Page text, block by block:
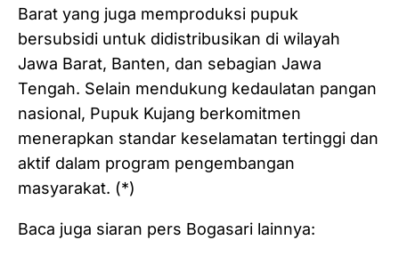
Barat yang juga memproduksi pupuk
bersubsidi untuk didistribusikan di wilayah
Jawa Barat, Banten, dan sebagian Jawa
Tengah. Selain mendukung kedaulatan pangan
nasional, Pupuk Kujang berkomitmen
menerapkan standar keselamatan tertinggi dan
aktif dalam program pengembangan
masyarakat. (*)
Baca juga siaran pers Bogasari lainnya: